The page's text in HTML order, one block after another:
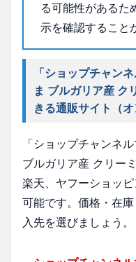
る可能性があるた
示を確認すること
「ショップチャン
ま ブルガリア産 ク
きる通販サイト（オ
「ショップチャンネ
ブルガリア産 クリー
楽天、ヤフーショッ
可能です。価格・在
入先を選びましょう。